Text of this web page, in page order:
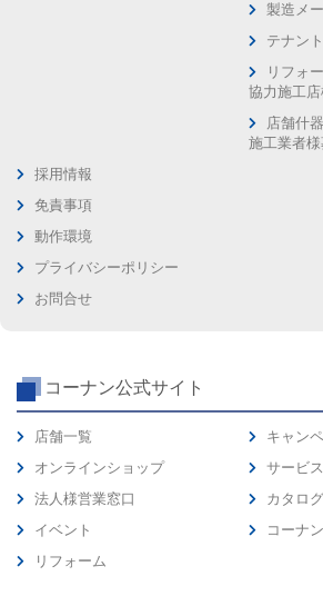
製造メ
テナン
リフォ
協力施工
店舗什器
施工業者様
採用情報
免責事項
動作環境
プライバシーポリシー
お問合せ
コーナン公式サイト
店舗一覧
オンラインショップ
法人様営業窓口
イベント
リフォーム
キャン
サービス
カタログ
コーナ